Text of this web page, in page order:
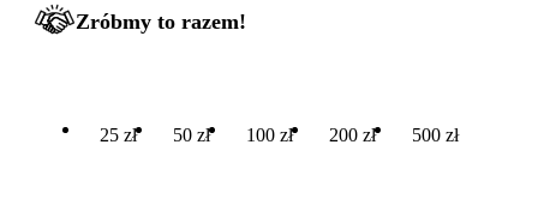
Zróbmy to razem!
25 zł 50 zł 100 zł 200 zł 500 zł